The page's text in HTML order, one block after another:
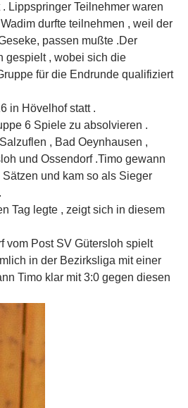
Lippspringer Teilnehmer waren
durfte teilnehmen , weil der
passen mußte .Der
gespielt , wobei sich die
für die Endrunde qualifiziert
in Hövelhof statt .
6 Spiele zu absolvieren .
, Bad Oeynhausen ,
und Ossendorf .Timo gewann
und kam so als Sieger
Tag legte , zeigt sich in diesem
vom Post SV Gütersloh spielt
in der Bezirksliga mit einer
Timo klar mit 3:0 gegen diesen